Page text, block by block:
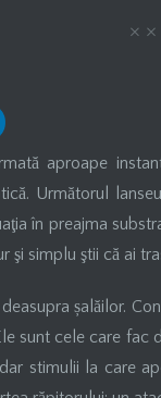
aproape
Următorul
în preajma
şi simplu ştii că ai
șalăilor.
sunt cele care fac
stimulii la care